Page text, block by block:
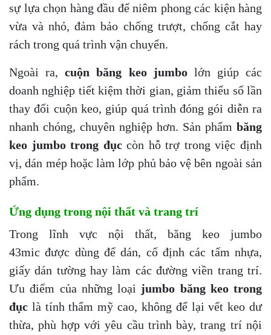
sự lựa chọn hàng đầu để niêm phong các kiện hàng
vừa và nhỏ, đảm bảo chống trượt, chống cắt hay
rách trong quá trình vận chuyển.
Ngoài ra,cuộn băng keo jumbolớn giúp các
doanh nghiệp tiết kiệm thời gian, giảm thiểu số lần
thay đổi cuộn keo, giúp quá trình đóng gói diễn ra
nhanh chóng, chuyên nghiệp hơn. Sản phẩm băng
keo jumbo trong đụccòn hỗ trợ trong việc định
vị, dán mép hoặc làm lớp phủ bảo vệ bên ngoài sản
phẩm.
Ứng dụng trong nội thất và trang trí
Trong lĩnh vực nội thất, băng keo jumbo
43mic được dùng để dán, cố định các tấm nhựa,
giấy dán tường hay làm các đường viền trang trí.
Ưu điểm của những loại jumbo băng keo trong
đục là tính thẩm mỹ cao, không để lại vết keo dư
thừa, phù hợp với yêu cầu trình bày, trang trí nội